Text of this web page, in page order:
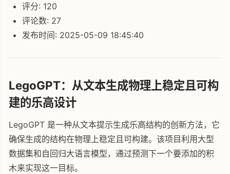
评分: 120
评论数: 27
发布时间: 2025-05-09 18:45:40
LegoGPT：从文本生成物理上稳定且可构
建的乐高设计
LegoGPT 是一种从文本提示生成乐高结构的创新方法，它
确保生成的结构在物理上稳定且可构建。该项目利用大型
数据集和自回归大语言模型，通过预测下一个要添加的积
木来实现这一目标。